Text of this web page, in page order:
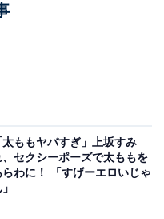
太ももヤバすぎ」上坂すみ
、セクシーポーズで太ももを
らわに！ 「すげーエロいじゃ